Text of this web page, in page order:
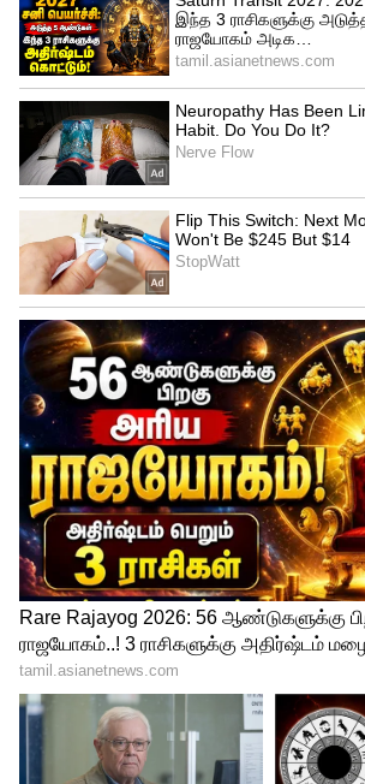
தயாரிப்பாளராகவும்
தனுஷ், எதிர்நீச்சல்,
பட்டதாரி, காக்கிச்சட்டை,
மாரி, நானும் ரவுடிதான்
போன்ற பல நல்ல
வண்டர் பார் நிறுவனத்தின்
தயாரித்து வழங்கி வருகிறார்.
இந்த சூழலில் இறுதியாக
ஆண்டு வெளியான
திரைப்படத்தை
தனுஷ், தற்பொழுது தனது
உருவாக இருக்கும்
திரைப்படத்தையும் அவரே
வெளியிடவிருக்கிறார்.
மாறி செல்வராஜ்
உள்ள தன்னுடைய திரைப்படம்
மீண்டும் அருண் மாதேஸ்வரன்
உருவாக உள்ள தன்
தயாரித்து வழங்குகிறார்
ஏசியாநெட் தமிழ்